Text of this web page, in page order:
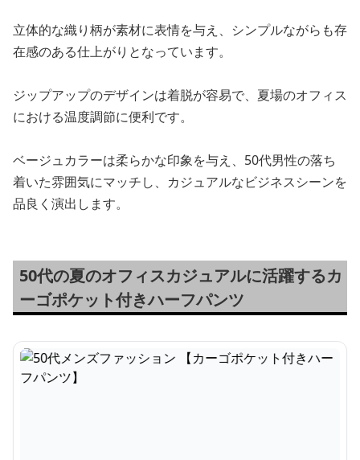
立体的な織り柄が素材に表情を与え、シンプルながらも存
在感のある仕上がりとなっています。
ジップアップのデザインは着脱が容易で、夏場のオフィス
における温度調節に便利です。
ベージュカラーは柔らかな印象を与え、50代男性の落ち
着いた雰囲気にマッチし、カジュアルなビジネスシーンを
品良く演出します。
50代の夏のオフィスカジュアルに活躍するカ
ーゴポケット付きハーフパンツ